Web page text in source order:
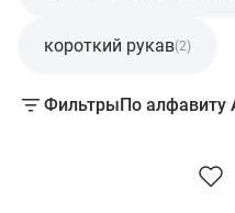
короткий рукав(2)
ФильтрыПо алфавиту